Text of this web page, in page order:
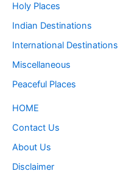
Holy Places
Indian Destinations
International Destinations
Miscellaneous
Peaceful Places
HOME
Contact Us
About Us
Disclaimer